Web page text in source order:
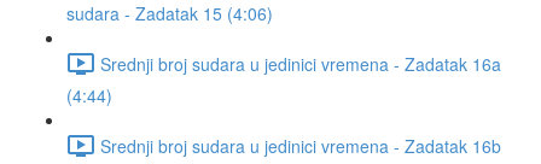
sudara - Zadatak 15 (4:06)
Srednji broj sudara u jedinici vremena - Zadatak 16a
(4:44)
Srednji broj sudara u jedinici vremena - Zadatak 16b